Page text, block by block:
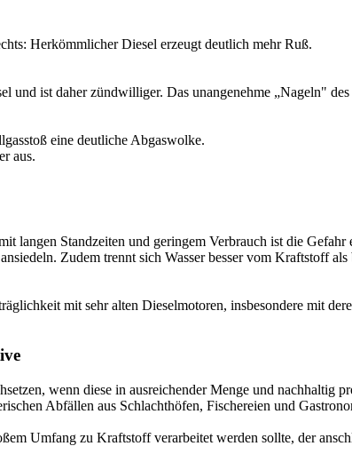
Herkömmlicher Diesel erzeugt deutlich mehr Ruß.
und ist daher zündwilliger. Das unangenehme „Nageln"
eine deutliche Abgaswolke.
aus.
langen Standzeiten und geringem Verbrauch ist die
Zudem trennt sich Wasser besser vom Kraftstoff
mit sehr alten Dieselmotoren, insbesondere mit
wenn diese in ausreichender Menge und nachhaltig
Abfällen aus Schlachthöfen, Fischereien und
Umfang zu Kraftstoff verarbeitet werden sollte, der